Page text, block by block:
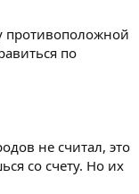
противоположной
по
не считал, это
со счету. Но их